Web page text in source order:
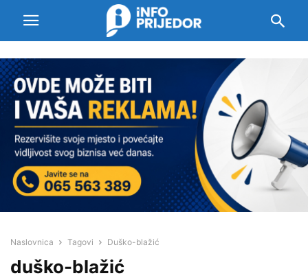
Naslovnica Tagovi Duško-blažić
duško-blažić